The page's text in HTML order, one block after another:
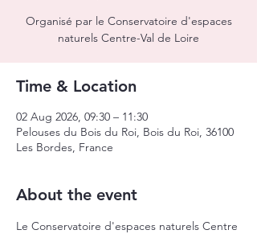
Organisé par le Conservatoire d'espaces
naturels Centre-Val de Loire
Time & Location
02 Aug 2026, 09:30 – 11:30
Pelouses du Bois du Roi, Bois du Roi, 36100
Les Bordes, France
About the event
Le Conservatoire d'espaces naturels Centre